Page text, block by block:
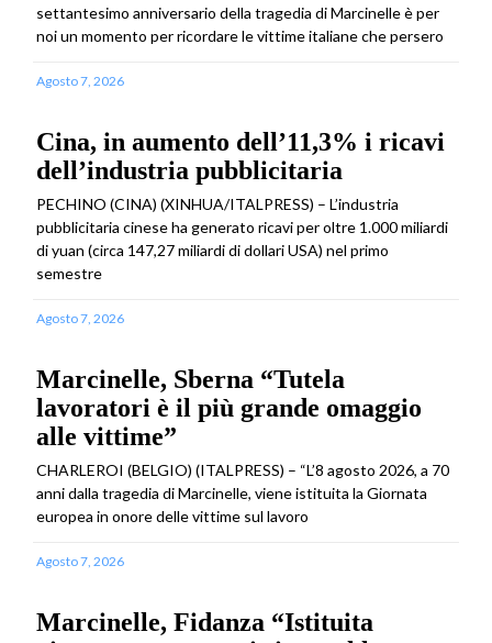
settantesimo anniversario della tragedia di Marcinelle è per
noi un momento per ricordare le vittime italiane che persero
Agosto 7, 2026
Cina, in aumento dell’11,3% i ricavi
dell’industria pubblicitaria
PECHINO (CINA) (XINHUA/ITALPRESS) – L’industria
pubblicitaria cinese ha generato ricavi per oltre 1.000 miliardi
di yuan (circa 147,27 miliardi di dollari USA) nel primo
semestre
Agosto 7, 2026
Marcinelle, Sberna “Tutela
lavoratori è il più grande omaggio
alle vittime”
CHARLEROI (BELGIO) (ITALPRESS) – “L’8 agosto 2026, a 70
anni dalla tragedia di Marcinelle, viene istituita la Giornata
europea in onore delle vittime sul lavoro
Agosto 7, 2026
Marcinelle, Fidanza “Istituita